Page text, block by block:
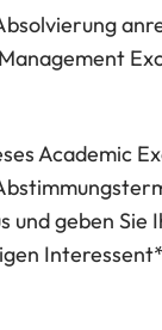
Academic
und geben